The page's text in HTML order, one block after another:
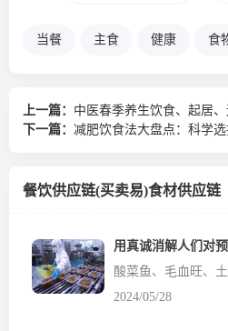
当餐 主食 健康 食
上一篇： 中医春季养生饮食、起居
下一篇： 减肥饮食法大盘点：科学
餐饮供应链(买卖易)食材供应链
用真诚消解人们对
2024/05/28